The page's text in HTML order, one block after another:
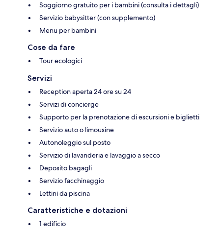
Soggiorno gratuito per i bambini (consulta i dettagli)
Servizio babysitter (con supplemento)
Menu per bambini
Cose da fare
Tour ecologici
Servizi
Reception aperta 24 ore su 24
Servizi di concierge
Supporto per la prenotazione di escursioni e biglietti
Servizio auto o limousine
Autonoleggio sul posto
Servizio di lavanderia e lavaggio a secco
Deposito bagagli
Servizio facchinaggio
Lettini da piscina
Caratteristiche e dotazioni
1 edificio